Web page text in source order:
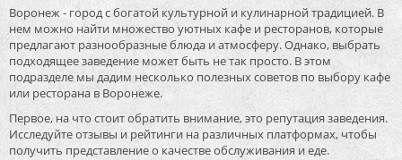
Воронеж - город с богатой культурной и кулинарной традицией. В
нем можно найти множество уютных кафе и ресторанов, которые
предлагают разнообразные блюда и атмосферу. Однако, выбрать
подходящее заведение может быть не так просто. В этом
подразделе мы дадим несколько полезных советов по выбору кафе
или ресторана в Воронеже.
Первое, на что стоит обратить внимание, это репутация заведения.
Исследуйте отзывы и рейтинги на различных платформах, чтобы
получить представление о качестве обслуживания и еде.